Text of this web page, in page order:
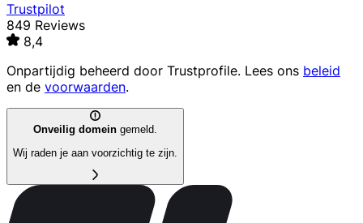
Trustpilot
849 Reviews
8,4
Onpartijdig beheerd door Trustprofile. Lees ons beleid
en de voorwaarden.
Onveilig domein gemeld.
Wij raden je aan voorzichtig te zijn.